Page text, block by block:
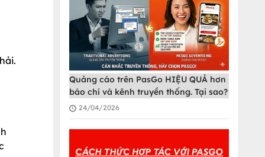
Quảng cáo trên PasGo HIỆU QUẢ hơn
báo chí và kênh truyền thống. Tại sao?
24/04/2026